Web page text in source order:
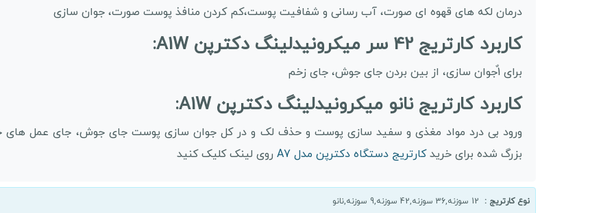
درمان لکه های قهوه ای صورت، آب رسانی و شفافیت پوست،کم کردن منافذ پوست صورت، جوان سازی
کاربرد کارتریج 42 سر میکرونیدلینگ دکترپن A1W:
برای 1ٌجوان سازی، از بین بردن جای جوش، جای زخم
کاربرد کارتریج نانو میکرونیدلینگ دکترپن A1W:
ورود بی درد مواد مغذی و سفید سازی پوست و حذف لک و در کل جوان سازی پوست جای جوش، جای عمل های
بزرگ شده برای خریدکارتریج دستگاه دکترپن مدل A7 روی لینک کلیک کنید
نوع کارتریج : 12 سوزنه,36 سوزنه,42 سوزنه,9 سوزنه,نانو